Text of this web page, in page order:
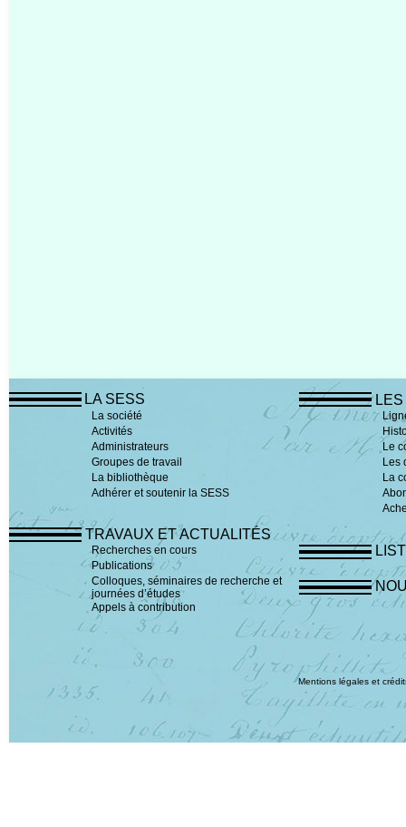
LA SESS
TRAVAUX ET ACTUALITÉS
La société
Mentions légales et
Activités
Administrateurs
Groupes de travail
La bibliothèque
Le
Les
La
Adhérer et soutenir la SESS
Recherches en cours
Publications
Colloques, séminaires de recherche et
journées d’études
Appels à contribution